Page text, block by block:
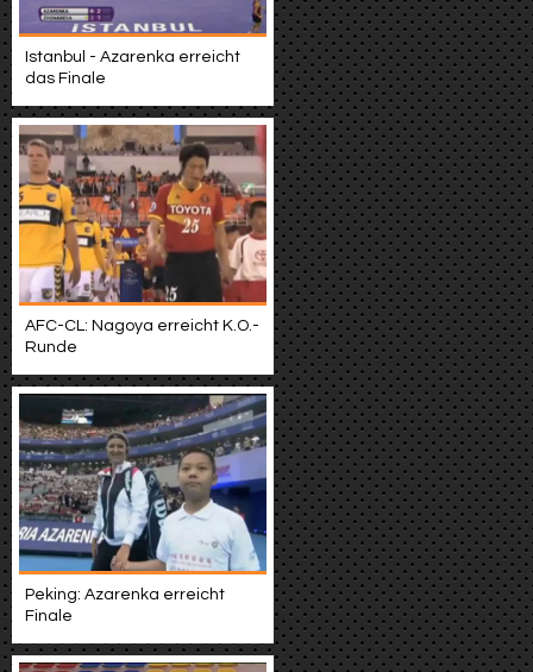
Istanbul - Azarenka erreicht
das Finale
AFC-CL: Nagoya erreicht K.O.-
Runde
Peking: Azarenka erreicht
Finale